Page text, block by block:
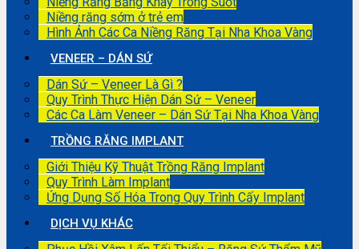
Niềng răng sớm ở trẻ em
Hình Ảnh Các Ca Niềng Răng Tại Nha Khoa Vàng
VENEER – DÁN SỨ
Dán Sứ – Veneer Là Gì ?
Quy Trình Thực Hiện Dán Sứ – Veneer
Các Ca Làm Veneer – Dán Sứ Tại Nha Khoa Vàng
TRỒNG RĂNG IMPLANT
Giới Thiệu Kỹ Thuật Trồng Răng Implant
Quy Trình Làm Implant
Ứng Dụng Số Hóa Trong Quy Trình Cấy Implant
DỊCH VỤ KHÁC